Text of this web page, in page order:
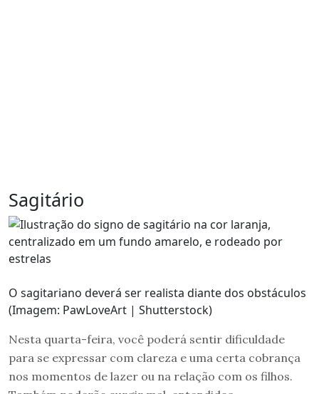
Sagitário
O sagitariano deverá ser realista diante dos obstáculos
(Imagem: PawLoveArt | Shutterstock)
Nesta quarta-feira, você poderá sentir dificuldade
para se expressar com clareza e uma certa cobrança
nos momentos de lazer ou na relação com os filhos.